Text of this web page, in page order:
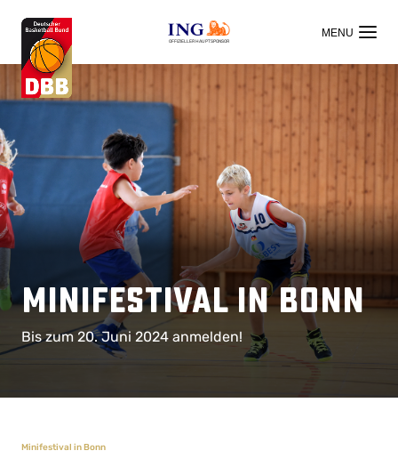
OFFIZIELLER HAUPTSPONSOR
Minifestival in Bonn
Bis zum 20. Juni 2024 anmelden!
Minifestival in Bonn